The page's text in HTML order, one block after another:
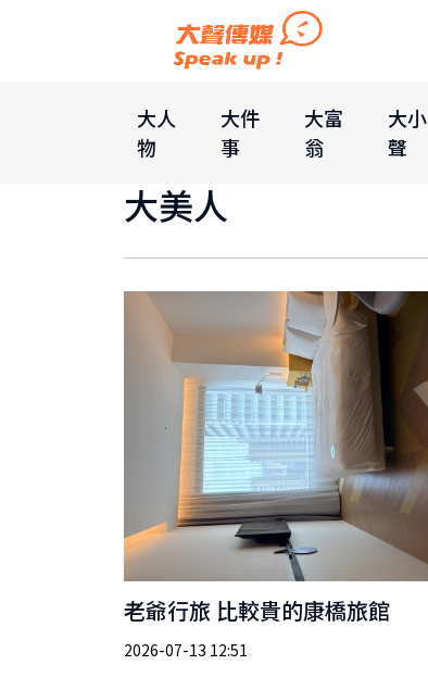
大人
物
大件
事
大富
翁
大小
聲
大美人
老爺行旅 比較貴的康橋旅館
2026-07-13 12:51